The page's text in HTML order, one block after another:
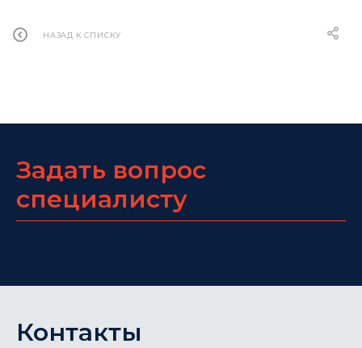
НАЗАД К СПИСКУ
Задать вопрос
специалисту
Контакты